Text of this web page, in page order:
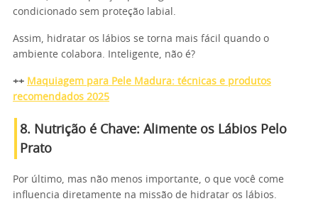
condicionado sem proteção labial.
Assim, hidratar os lábios se torna mais fácil quando o
ambiente colabora. Inteligente, não é?
++ Maquiagem para Pele Madura: técnicas e produtos
recomendados 2025
8. Nutrição é Chave: Alimente os Lábios Pelo
Prato
Por último, mas não menos importante, o que você come
influencia diretamente na missão de hidratar os lábios.